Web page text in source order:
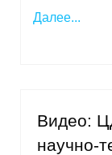
Далее...
Видео:
научно-